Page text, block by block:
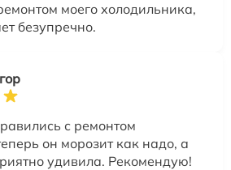
моего холодильника,
безупречно.
с ремонтом
он морозит как надо, а
удивила. Рекомендую!